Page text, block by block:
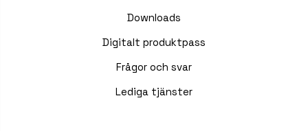
Downloads
Digitalt produktpass
Frågor och svar
Lediga tjänster